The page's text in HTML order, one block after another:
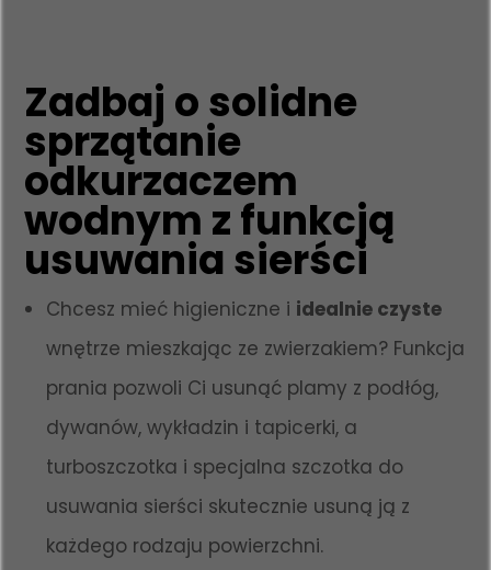
Zadbaj o solidne
sprzątanie
odkurzaczem
wodnym z funkcją
usuwania sierści
Chcesz mieć higieniczne i idealnie czyste
wnętrze mieszkając ze zwierzakiem? Funkcja
prania pozwoli Ci usunąć plamy z podłóg,
dywanów, wykładzin i tapicerki, a
turboszczotka i specjalna szczotka do
usuwania sierści skutecznie usuną ją z
każdego rodzaju powierzchni.